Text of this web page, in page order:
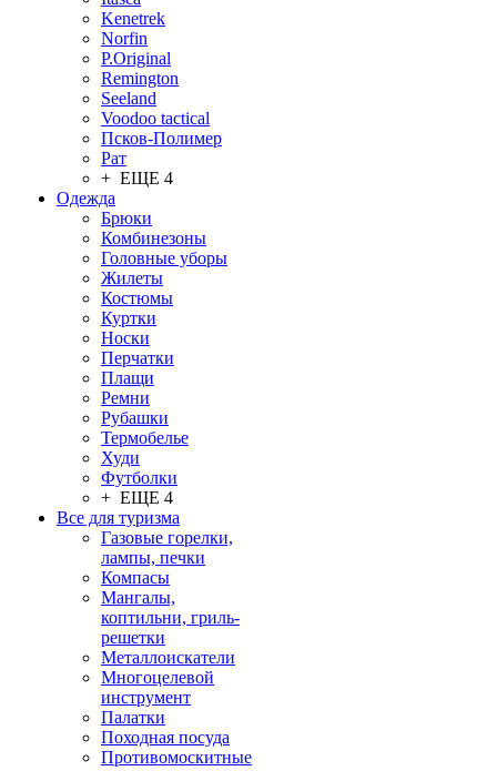
Kenetrek
Norfin
P.Original
Remington
Seeland
Voodoo tactical
Псков-Полимер
Рат
+ ЕЩЕ 4
Одежда
Брюки
Комбинезоны
Головные уборы
Жилеты
Костюмы
Куртки
Носки
Перчатки
Плащи
Ремни
Рубашки
Термобелье
Худи
Футболки
+ ЕЩЕ 4
Все для туризма
Газовые горелки,
лампы, печки
Компасы
Мангалы,
коптильни, гриль-
решетки
Металлоискатели
Многоцелевой
инструмент
Палатки
Походная посуда
Противомоскитные